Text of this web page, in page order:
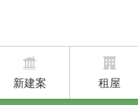
新建案 租屋